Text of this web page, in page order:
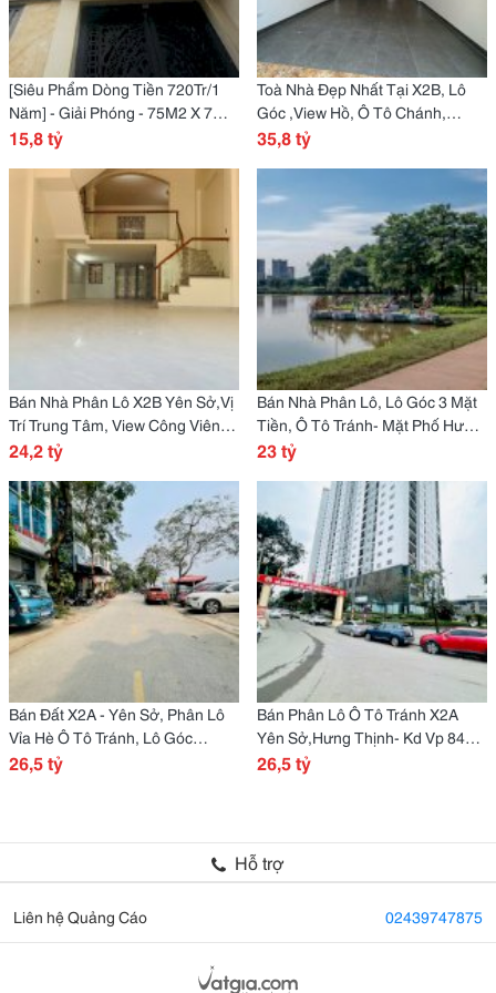
[Siêu Phẩm Dòng Tiền 720Tr/1
Năm] - Giải Phóng - 75M2 X 7
Tầng Thang Máy - 15,8 Tỷ
15,8 tỷ
Toà Nhà Đẹp Nhất Tại X2B, Lô
Góc ,View Hồ, Ô Tô Chánh,
Thang May, Kinh Doanh Tốt,
35,8 tỷ
Bán Nhà Phân Lô X2B Yên Sở,Vị
Trí Trung Tâm, View Công Viên, 2
Mặt Ngõ, Hạ Tầng Phat Triển,
24,2 tỷ
Bán Nhà Phân Lô, Lô Góc 3 Mặt
Tiền, Ô Tô Tránh- Mặt Phố Hưng
Thịnh, Hoàng Mai 70M2, 4T, Mt
23 tỷ
Bán Đất X2A - Yên Sở, Phân Lô
Vỉa Hè Ô Tô Tránh, Lô Góc
Thoáng 3 Mặt, 86M2 Mặt Tiền
26,5 tỷ
Bán Phân Lô Ô Tô Tránh X2A
Yên Sở,Hưng Thịnh- Kd Vp 84M
26.5 Tỷ Kinh Doanh Cực Tốt!
26,5 tỷ
Hỗ trợ
Liên hệ Quảng Cáo 02439747875